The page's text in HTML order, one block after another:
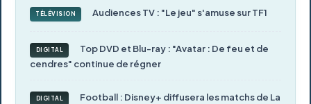
TÉLÉVISION Audiences TV : "Le jeu" s'amuse sur TF1
DIGITAL
Top DVD et Blu-ray : "Avatar : De feu et de
cendres" continue de régner
DIGITAL
Football : Disney+ diffusera les matchs de La